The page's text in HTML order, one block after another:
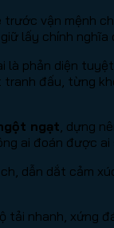
vận mệnh
lấy chính nghĩa
phản diện
đấu, từng
ngạt , dựng
ai đoán được
dẫn dắt cảm
nhanh, xứng